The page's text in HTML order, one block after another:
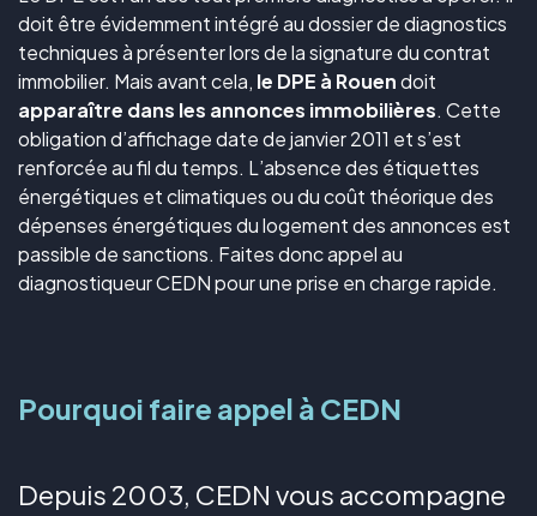
doit être évidemment intégré au dossier de diagnostics
techniques à présenter lors de la signature du contrat
immobilier. Mais avant cela, le DPE à Rouendoit
apparaître dans les annonces immobilières. Cette
obligation d’affichage date de janvier 2011 et s’est
renforcée au fil du temps. L’absence des étiquettes
énergétiques et climatiques ou du coût théorique des
dépenses énergétiques du logement des annonces est
passible de sanctions. Faites donc appel au
diagnostiqueur CEDN pour une prise en charge rapide.
Pourquoi faire appel à CEDN
Depuis 2003, CEDN vous accompagne